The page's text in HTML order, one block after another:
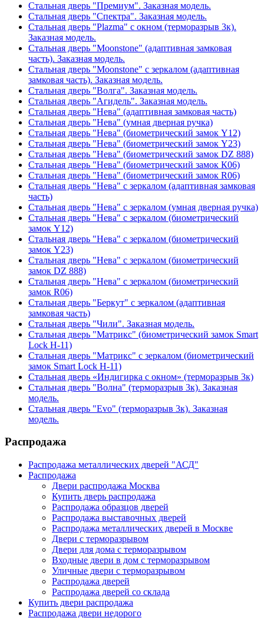
Стальная дверь "Премиум". Заказная модель.
Стальная дверь "Спектра". Заказная модель.
Стальная дверь "Plazma" с окном (терморазрыв 3к).
Заказная модель.
Стальная дверь "Moonstone" (адаптивная замковая
часть). Заказная модель.
Стальная дверь "Moonstone" с зеркалом (адаптивная
замковая часть). Заказная модель.
Стальная дверь "Волга". Заказная модель.
Стальная дверь "Агидель". Заказная модель.
Стальная дверь "Нева" (адаптивная замковая часть)
Стальная дверь "Нева" (умная дверная ручка)
Стальная дверь "Нева" (биометрический замок Y12)
Стальная дверь "Нева" (биометрический замок Y23)
Стальная дверь "Нева" (биометрический замок DZ 888)
Стальная дверь "Нева" (биометрический замок К06)
Стальная дверь "Нева" (биометрический замок R06)
Стальная дверь "Нева" с зеркалом (адаптивная замковая
часть)
Стальная дверь "Нева" с зеркалом (умная дверная ручка)
Стальная дверь "Нева" с зеркалом (биометрический
замок Y12)
Стальная дверь "Нева" с зеркалом (биометрический
замок Y23)
Стальная дверь "Нева" с зеркалом (биометрический
замок DZ 888)
Стальная дверь "Нева" с зеркалом (биометрический
замок R06)
Стальная дверь "Беркут" с зеркалом (адаптивная
замковая часть)
Стальная дверь "Чили". Заказная модель.
Стальная дверь "Матрикс" (биометрический замок Smart
Lock H-11)
Стальная дверь "Матрикс" с зеркалом (биометрический
замок Smart Lock H-11)
Стальная дверь «Индигирка с окном» (терморазрыв 3к)
Стальная дверь "Волна" (терморазрыв 3к). Заказная
модель.
Стальная дверь "Evo" (терморазрыв 3к). Заказная
модель.
Распродажа
Распродажа металлических дверей "АСД"
Распродажа
Двери распродажа Москва
Купить дверь распродажа
Распродажа образцов дверей
Распродажа выставочных дверей
Распродажа металлических дверей в Москве
Двери с терморазрывом
Двери для дома с терморазрывом
Входные двери в дом с терморазрывом
Уличные двери с терморазрывом
Распродажа дверей
Распродажа дверей со склада
Купить двери распродажа
Распродажа двери недорого